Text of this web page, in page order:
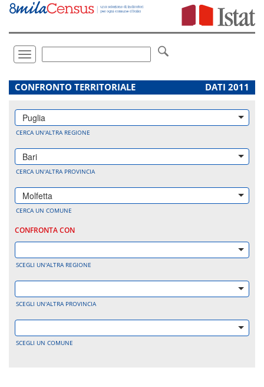
Vai
direttamente
Toggle
navigation
.
CONFRONTO TERRITORIALE DATI 2011
Puglia
CERCA UN'ALTRA REGIONE
Bari
CERCA UN'ALTRA PROVINCIA
Molfetta
CERCA UN COMUNE
CONFRONTA CON
SCEGLI UN'ALTRA REGIONE
SCEGLI UN'ALTRA PROVINCIA
SCEGLI UN COMUNE